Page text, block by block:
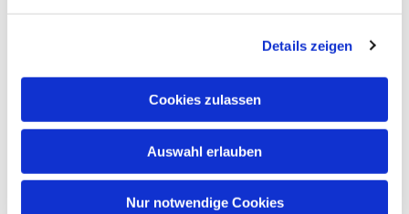
Details zeigen
Cookies zulassen
Auswahl erlauben
Nur notwendige Cookies
Unser Kuchen ist selbst gebacken, der Kaffee bio-
Wer hat Lust und Zeit uns zu helfen?
suchen wir weitere Ehrenamtliche.